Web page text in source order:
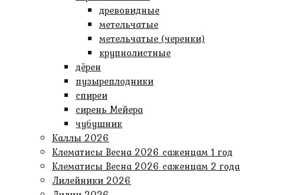
древовидные
метельчатые
метельчатые (черенки)
крупнолистные
дёрен
пузыреплодники
спиреи
сирень Мейера
чубушник
Каллы 2026
Клематисы Весна 2026 саженцам 1 год
Клематисы Весна 2026 саженцам 2 года
Лилейники 2026